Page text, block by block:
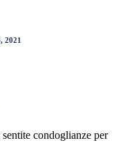
2021
condoglianze per